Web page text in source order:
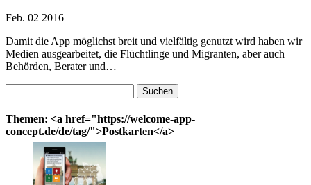
Feb. 02 2016
Damit die App möglichst breit und vielfältig genutzt wird haben wir
Medien ausgearbeitet, die Flüchtlinge und Migranten, aber auch
Behörden, Berater und…
nach:
Themen: <a href="https://welcome-app-
concept.de/de/tag/">Postkarten</a>